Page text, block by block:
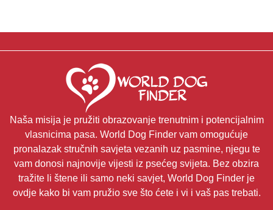
Naša misija je pružiti obrazovanje trenutnim i potencijalnim
vlasnicima pasa. World Dog Finder vam omogućuje
pronalazak stručnih savjeta vezanih uz pasmine, njegu te
vam donosi najnovije vijesti iz psećeg svijeta. Bez obzira
tražite li štene ili samo neki savjet, World Dog Finder je
ovdje kako bi vam pružio sve što ćete i vi i vaš pas trebati.